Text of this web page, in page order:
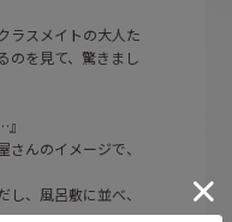
ラスメイトの大人た
のを見て、驚きまし
んのイメージで、
、風呂敷に並べ、